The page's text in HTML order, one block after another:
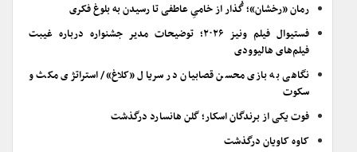
رمان «رخشان»؛ گُذار از خامیِ عاطفی تا رسیدن به بلوغ فکری
فستیوال فیلم ونیز ۲۰۲۶؛ توضیحات مدیر جشنواره درباره غیبت
فیلم‌های هالیوودی
نگاهی به بازی محسن قصابیان در سریال «کلاغ»/ استراتژی مکث و
سکوت
فوت یکی از برندگان اسکار؛ گلن هانسارد درگذشت
کاوه کاویان درگذشت